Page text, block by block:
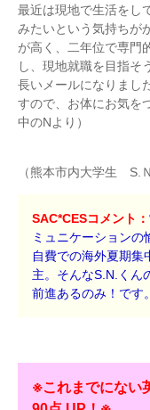
最近は現地で生活をし
みたいという気持ちが
が高く、二年位で専門
し、現地就職を目指そ
長いメールになりまし
すので、お体にお気
中のNより）
（熊本市内大学生 S.
SAC*CESコメント：
ミュニケーションの
自費での海外夏期集
主。そんなS.N.くん
前進あるのみ！です。
※これまでにない